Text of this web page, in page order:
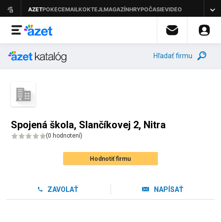
Hľadať firmu
Spojená škola, Slančíkovej 2, Nitra
(0 hodnotení)
Hodnotiť firmu
ZAVOLAŤ NAPÍSAŤ